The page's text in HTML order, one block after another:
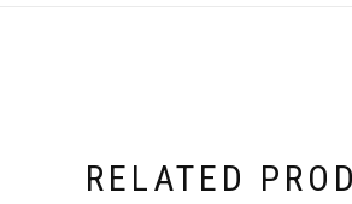
RELATED